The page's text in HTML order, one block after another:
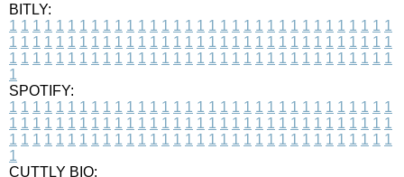
BITLY:
1 1 1 1 1 1 1 1 1 1 1 1 1 1 1 1 1 1 1 1 1 1 1 1 1 1 1 1 1 1 1 1 1
1 1 1 1 1 1 1 1 1 1 1 1 1 1 1 1 1 1 1 1 1 1 1 1 1 1 1 1 1 1 1 1 1
1 1 1 1 1 1 1 1 1 1 1 1 1 1 1 1 1 1 1 1 1 1 1 1 1 1 1 1 1 1 1 1 1
1
SPOTIFY:
1 1 1 1 1 1 1 1 1 1 1 1 1 1 1 1 1 1 1 1 1 1 1 1 1 1 1 1 1 1 1 1 1
1 1 1 1 1 1 1 1 1 1 1 1 1 1 1 1 1 1 1 1 1 1 1 1 1 1 1 1 1 1 1 1 1
1 1 1 1 1 1 1 1 1 1 1 1 1 1 1 1 1 1 1 1 1 1 1 1 1 1 1 1 1 1 1 1 1
1
CUTTLY BIO: